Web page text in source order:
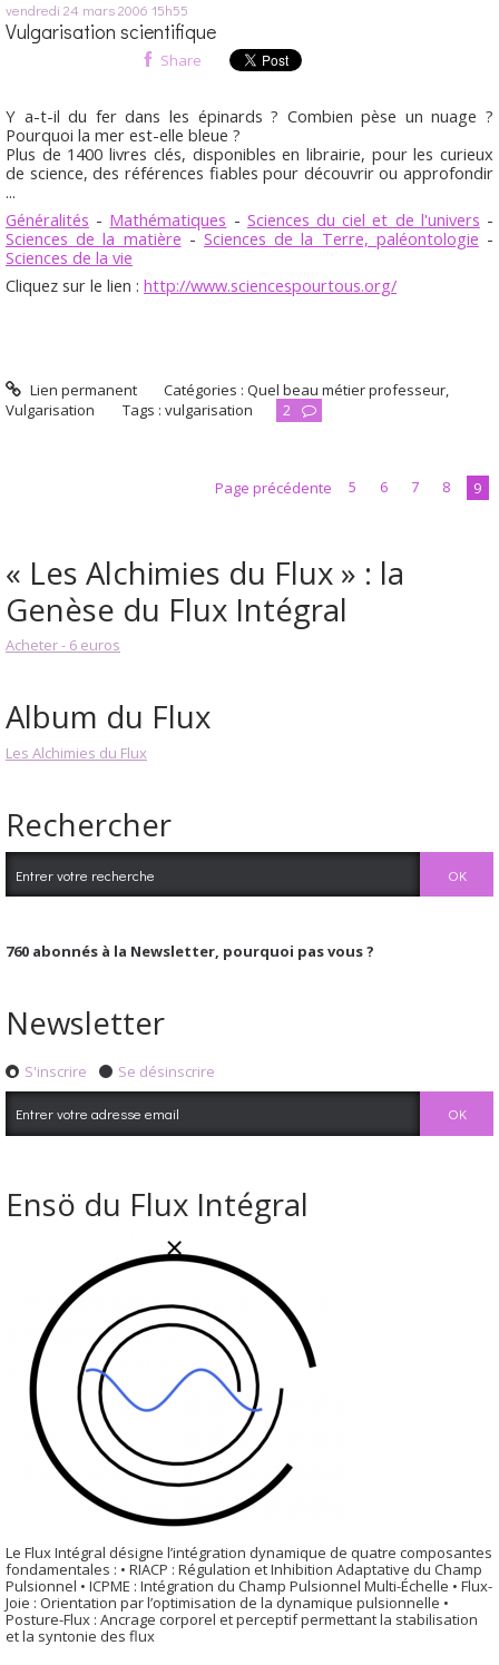
vendredi 24 mars 2006 15h55
Vulgarisation scientifique
Share
Y a-t-il du fer dans les épinards ? Combien pèse un nuage ?
Pourquoi la mer est-elle bleue ?
Plus de 1400 livres clés, disponibles en librairie, pour les curieux
de science, des références fiables pour découvrir ou approfondir
...
Généralités - Mathématiques - Sciences du ciel et de l'univers -
Sciences de la matière -Sciences de la Terre, paléontologie -
Sciences de la vie
Cliquez sur le lien : http://www.sciencespourtous.org/
Lien permanent Catégories :Quel beau métier professeur,
Vulgarisation
Tags : vulgarisation 2
Page précédente 5 6 7 8 9
« Les Alchimies du Flux » : la
Genèse du Flux Intégral
Acheter - 6 euros
Album du Flux
Les Alchimies du Flux
Rechercher
760 abonnés à la Newsletter, pourquoi pas vous ?
Newsletter
S'inscrire Se désinscrire
Ensö du Flux Intégral
Le Flux Intégral désigne l’intégration dynamique de quatre composantes
fondamentales : • RIACP : Régulation et Inhibition Adaptative du Champ
Pulsionnel • ICPME : Intégration du Champ Pulsionnel Multi-Échelle • Flux-
Joie : Orientation par l’optimisation de la dynamique pulsionnelle •
Posture-Flux : Ancrage corporel et perceptif permettant la stabilisation
et la syntonie des flux